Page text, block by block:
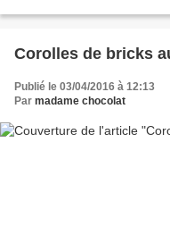
Corolles de bricks
Publié le 03/04/2016 à 12:13
Par madame chocolat